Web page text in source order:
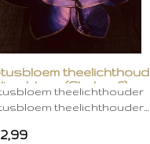
blauw (Chakra 6)
theelichthouder
theelichthouder…